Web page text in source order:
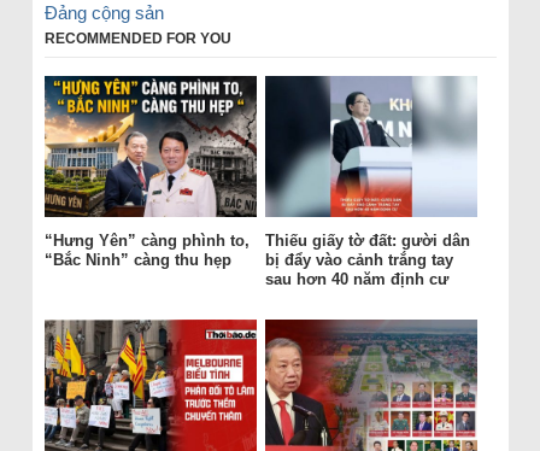
Đảng cộng sản
RECOMMENDED FOR YOU
“Hưng Yên” càng phình to,
“Bắc Ninh” càng thu hẹp
Thiếu giấy tờ đất: gười dân
bị đẩy vào cảnh trắng tay
sau hơn 40 năm định cư